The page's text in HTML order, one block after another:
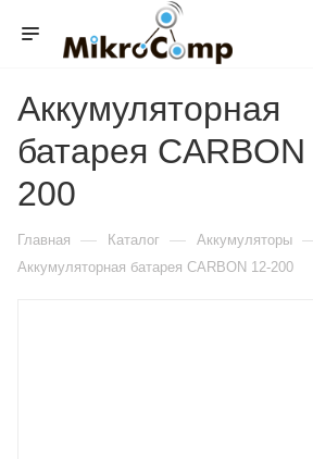
Аккумуляторная
батарея
200
Главная — Каталог — Аккумуляторы
Аккумуляторная батарея CARBON 12-200